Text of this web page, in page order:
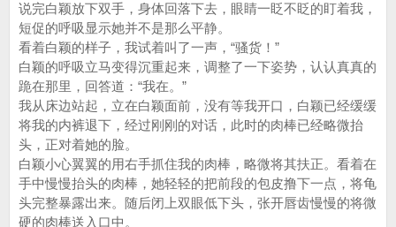
说完白颖放下双手，身体回落下去，眼睛一眨不眨的盯着我，
短促的呼吸显示她并不是那么平静。
看着白颖的样子，我试着叫了一声，“骚货！”
白颖的呼吸立马变得沉重起来，调整了一下姿势，认认真真的
跪在那里，回答道：“我在。”
我从床边站起，立在白颖面前，没有等我开口，白颖已经缓缓
将我的内裤退下，经过刚刚的对话，此时的肉棒已经略微抬
头，正对着她的脸。
白颖小心翼翼的用右手抓住我的肉棒，略微将其扶正。看着在
手中慢慢抬头的肉棒，她轻轻的把前段的包皮撸下一点，将龟
头完整暴露出来。随后闭上双眼低下头，张开唇齿慢慢的将微
硬的肉棒送入口中。